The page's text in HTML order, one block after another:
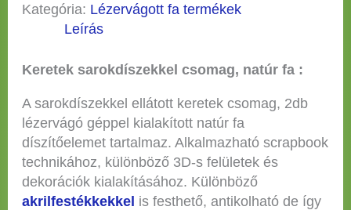
Kategória: Lézervágott fa termékek
Leírás
Keretek sarokdíszekkel csomag, natúr fa :
A sarokdíszekkel ellátott keretek csomag, 2db
lézervágó géppel kialakított natúr fa
díszítőelemet tartalmaz. Alkalmazható scrapbook
technikához, különböző 3D-s felületek és
dekorációk kialakításához. Különböző
akrilfestékkekkel is festhető, antikolható de így